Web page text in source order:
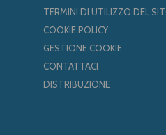
TERMINI DI UTILIZZO DEL
COOKIE POLICY
GESTIONE COOKIE
CONTATTACI
DISTRIBUZIONE